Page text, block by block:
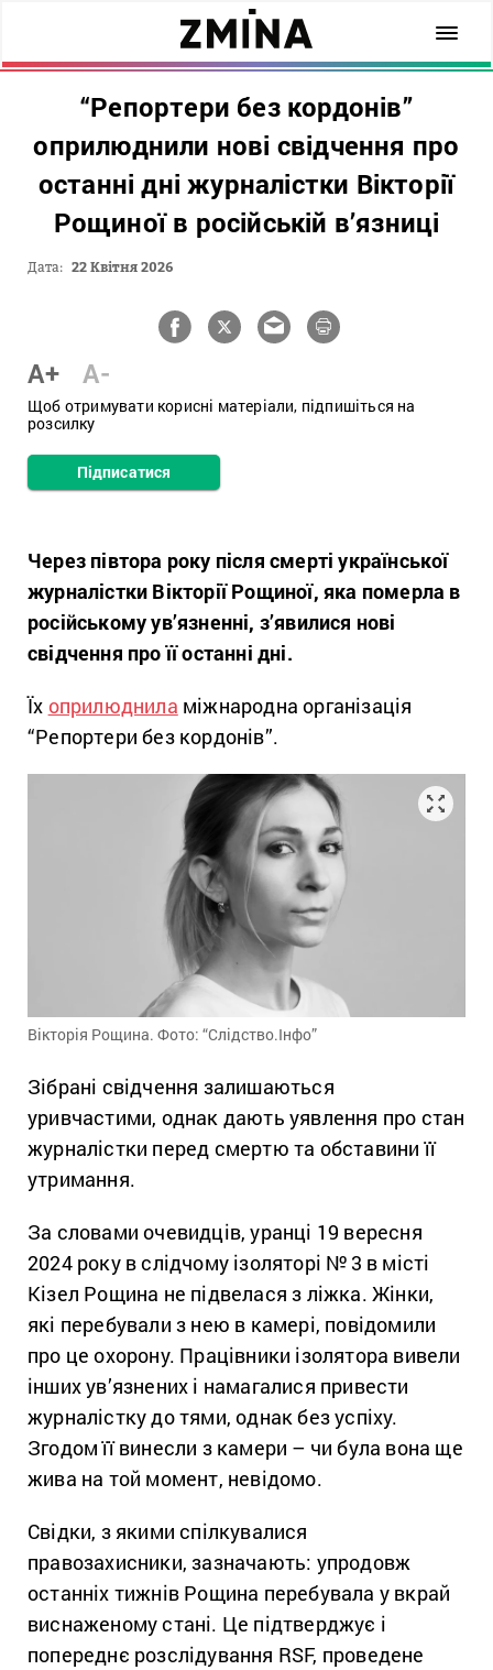
“Репортери без кордонів”
оприлюднили нові свідчення про
останні дні журналістки Вікторії
Рощиної в російській в’язниці
Дата: 22 Квітня 2026
A+ A-
Щоб отримувати корисні матеріали, підпишіться на
розсилку
Підписатися
Через півтора року після смерті української
журналістки Вікторії Рощиної, яка померла в
російському ув’язненні, з’явилися нові
свідчення про її останні дні.
Їх оприлюднила міжнародна організація
“Репортери без кордонів”.
Вікторія Рощина. Фото: “Слідство.Інфо”
Зібрані свідчення залишаються
уривчастими, однак дають уявлення про стан
журналістки перед смертю та обставини її
утримання.
За словами очевидців, уранці 19 вересня
2024 року в слідчому ізоляторі № 3 в місті
Кізел Рощина не підвелася з ліжка. Жінки,
які перебували з нею в камері, повідомили
про це охорону. Працівники ізолятора вивели
інших ув’язнених і намагалися привести
журналістку до тями, однак без успіху.
Згодом її винесли з камери – чи була вона ще
жива на той момент, невідомо.
Свідки, з якими спілкувалися
правозахисники, зазначають: упродовж
останніх тижнів Рощина перебувала у вкрай
виснаженому стані. Це підтверджує і
попереднє розслідування RSF, проведене